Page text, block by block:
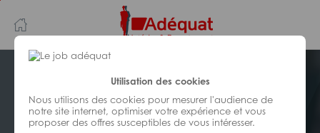
Utilisation des cookies
Nous utilisons des cookies pour mesurer l'audience de
notre site internet, optimiser votre expérience et vous
proposer des offres susceptibles de vous intéresser.
au
contenu
principal
navigation
INDUSTRIE/FABRICATION/
TRANSFORMATION